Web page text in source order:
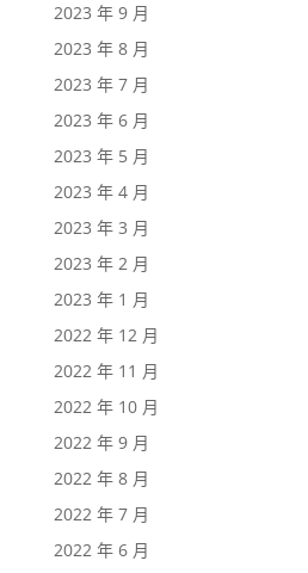
2023 年 9 月
2023 年 8 月
2023 年 7 月
2023 年 6 月
2023 年 5 月
2023 年 4 月
2023 年 3 月
2023 年 2 月
2023 年 1 月
2022 年 12 月
2022 年 11 月
2022 年 10 月
2022 年 9 月
2022 年 8 月
2022 年 7 月
2022 年 6 月